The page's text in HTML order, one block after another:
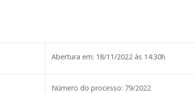
Abertura em: 18/11/2022 às 14:30h
Número do processo: 79/2022